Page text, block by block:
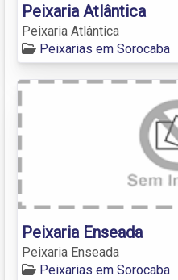
Peixaria Atlântica
Peixaria Atlântica
Peixarias em Sorocaba
Peixaria Enseada
Peixaria Enseada
Peixarias em Sorocaba